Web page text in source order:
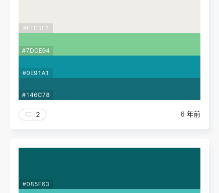
#EFEDE7
#7DCE94
#0E91A1
#146C78
2 6 年前
#085F63